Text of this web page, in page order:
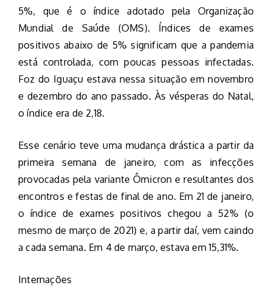
5%, que é o índice adotado pela Organização
Mundial de Saúde (OMS). Índices de exames
positivos abaixo de 5% significam que a pandemia
está controlada, com poucas pessoas infectadas.
Foz do Iguaçu estava nessa situação em novembro
e dezembro do ano passado. Às vésperas do Natal,
o índice era de 2,18.
Esse cenário teve uma mudança drástica a partir da
primeira semana de janeiro, com as infecções
provocadas pela variante Ômicron e resultantes dos
encontros e festas de final de ano. Em 21 de janeiro,
o índice de exames positivos chegou a 52% (o
mesmo de março de 2021) e, a partir daí, vem caindo
a cada semana. Em 4 de março, estava em 15,31%.
Internações